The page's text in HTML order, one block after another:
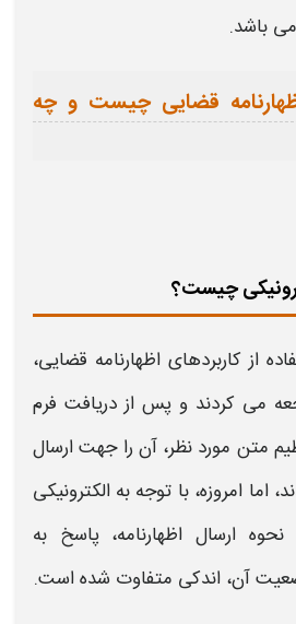
باشد.
قضایی چیست و چه
چیست؟
از کاربردهای اظهارنامه قضایی،
می کردند و پس از دریافت فرم
متن مورد نظر، آن را جهت ارسال
اما امروزه، با توجه به الکترونیکی
نحوه ارسال اظهارنامه، پاسخ به
آن، اندکی متفاوت شده است.